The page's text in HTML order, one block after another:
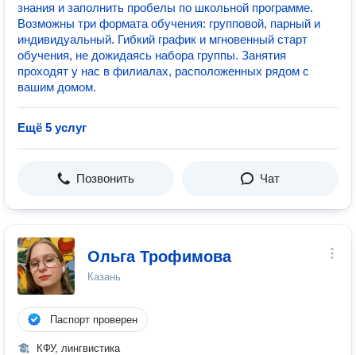
знания и заполнить пробелы по школьной программе.
Возможны три формата обучения: групповой, парный и
индивидуальный. Гибкий график и мгновенный старт
обучения, не дожидаясь набора группы. Занятия
проходят у нас в филиалах, расположенных рядом с
вашим домом.
Ещё 5 услуг
Позвонить Чат
Ольга Трофимова
Казань
Паспорт проверен
КФУ, лингвистика